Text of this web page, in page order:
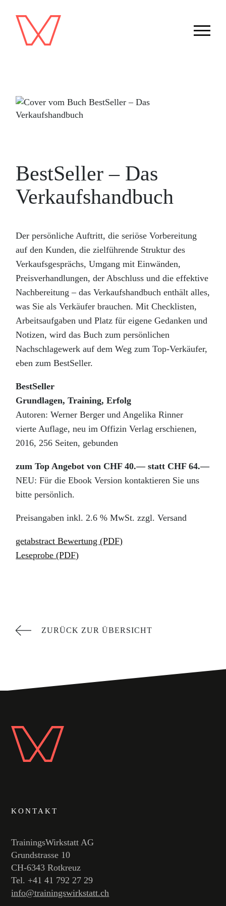
BestSeller – Das
Verkaufshandbuch
Der persönliche Auftritt, die seriöse Vorbereitung
auf den Kunden, die zielführende Struktur des
Verkaufsgesprächs, Umgang mit Einwänden,
Preisverhandlungen, der Abschluss und die effektive
Nachbereitung – das Verkaufshandbuch enthält alles,
was Sie als Verkäufer brauchen. Mit Checklisten,
Arbeitsaufgaben und Platz für eigene Gedanken und
Notizen, wird das Buch zum persönlichen
Nachschlagewerk auf dem Weg zum Top-Verkäufer,
eben zum BestSeller.
BestSeller
Grundlagen, Training, Erfolg
Autoren: Werner Berger und Angelika Rinner
vierte Auflage, neu im Offizin Verlag erschienen,
2016, 256 Seiten, gebunden
zum Top Angebot von CHF 40.— statt CHF 64.—
NEU: Für die Ebook Version kontaktieren Sie uns
bitte persönlich.
Preisangaben inkl. 2.6 % MwSt. zzgl. Versand
getabstract Bewertung (PDF)
Leseprobe (PDF)
ZURÜCK ZUR ÜBERSICHT
KONTAKT
TrainingsWirkstatt AG
Grundstrasse 10
CH-6343 Rotkreuz
Tel. +41 41 792 27 29
info@trainingswirkstatt.ch